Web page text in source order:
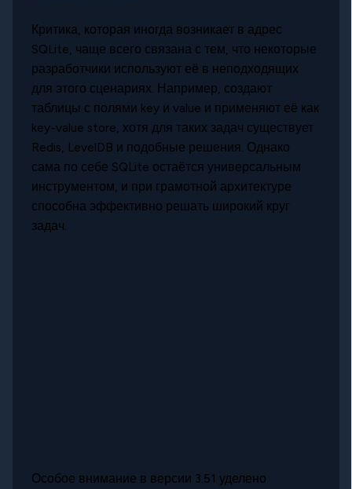
Критика, которая иногда возникает в адрес
SQLite, чаще всего связана с тем, что некоторые
разработчики используют её в неподходящих
для этого сценариях. Например, создают
таблицы с полями key и value и применяют её как
key-value store, хотя для таких задач существует
Redis, LevelDB и подобные решения. Однако
сама по себе SQLite остаётся универсальным
инструментом, и при грамотной архитектуре
способна эффективно решать широкий круг
задач.
Особое внимание в версии 3.51 уделено